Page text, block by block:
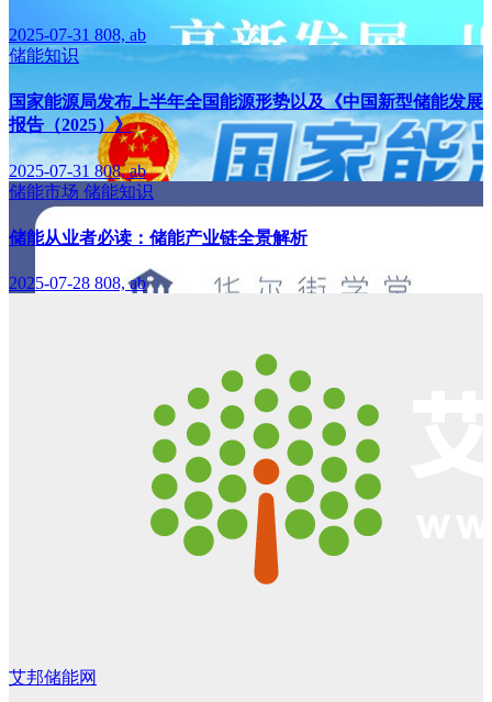
2025-07-31 808, ab
储能知识
国家能源局发布上半年全国能源形势以及《中国新型储能发展
报告（2025）》
2025-07-31 808, ab
储能市场 储能知识
储能从业者必读：储能产业链全景解析
2025-07-28 808, ab
艾邦储能网